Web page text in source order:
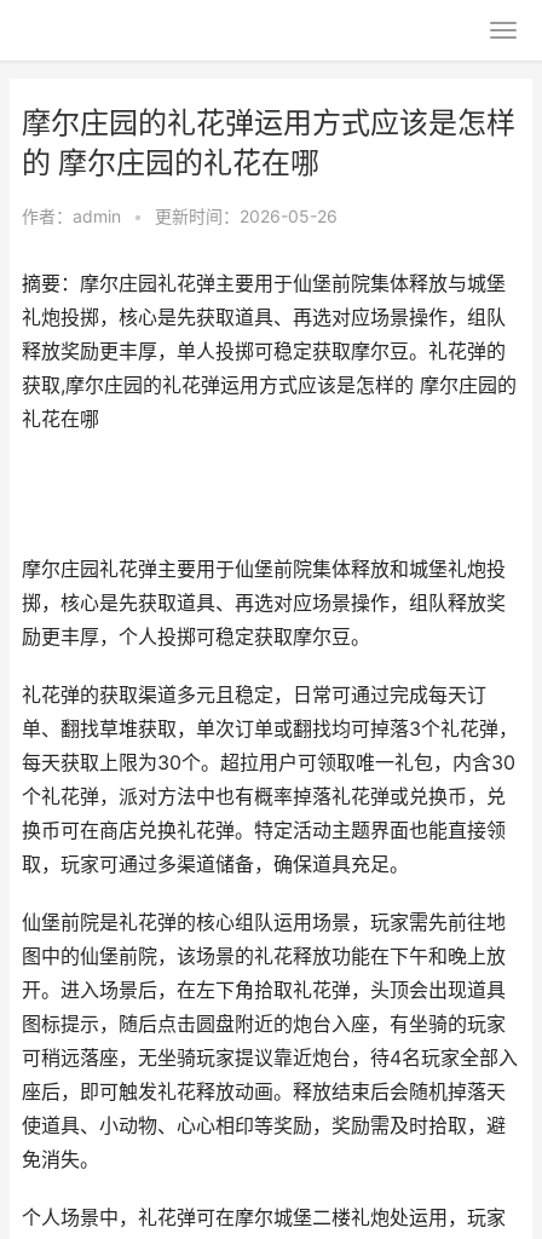
摩尔庄园的礼花弹运用方式应该是怎样
的 摩尔庄园的礼花在哪
作者： admin • 更新时间：2026-05-26
摘要：摩尔庄园礼花弹主要用于仙堡前院集体释放与城堡
礼炮投掷，核心是先获取道具、再选对应场景操作，组队
释放奖励更丰厚，单人投掷可稳定获取摩尔豆。礼花弹的
获取,摩尔庄园的礼花弹运用方式应该是怎样的 摩尔庄园的
礼花在哪
摩尔庄园礼花弹主要用于仙堡前院集体释放和城堡礼炮投
掷，核心是先获取道具、再选对应场景操作，组队释放奖
励更丰厚，个人投掷可稳定获取摩尔豆。
礼花弹的获取渠道多元且稳定，日常可通过完成每天订
单、翻找草堆获取，单次订单或翻找均可掉落3个礼花弹，
每天获取上限为30个。超拉用户可领取唯一礼包，内含30
个礼花弹，派对方法中也有概率掉落礼花弹或兑换币，兑
换币可在商店兑换礼花弹。特定活动主题界面也能直接领
取，玩家可通过多渠道储备，确保道具充足。
仙堡前院是礼花弹的核心组队运用场景，玩家需先前往地
图中的仙堡前院，该场景的礼花释放功能在下午和晚上放
开。进入场景后，在左下角拾取礼花弹，头顶会出现道具
图标提示，随后点击圆盘附近的炮台入座，有坐骑的玩家
可稍远落座，无坐骑玩家提议靠近炮台，待4名玩家全部入
座后，即可触发礼花释放动画。释放结束后会随机掉落天
使道具、小动物、心心相印等奖励，奖励需及时拾取，避
免消失。
个人场景中，礼花弹可在摩尔城堡二楼礼炮处运用，玩家